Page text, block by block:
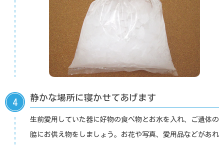
4 静かな場所に寝かせてあげます
生前愛用していた器に好物の食べ物とお水を入れ、ご遺体の
脇にお供え物をしましょう。お花や写真、愛用品などがあれ